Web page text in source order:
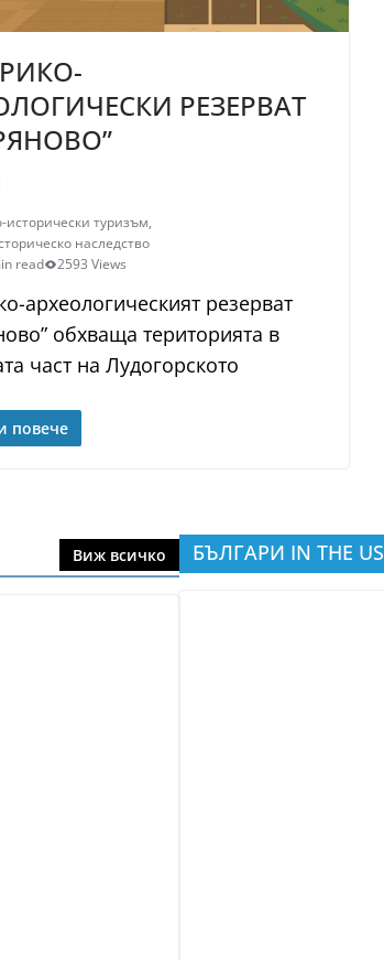
РЕЗЕРВАТ
исторически туризъм,
наследство
read 2593 Views
археологическият резерват
обхваща територията в
част на Лудогорското
повече
Виж всичко БЪЛГАРИ IN THE US